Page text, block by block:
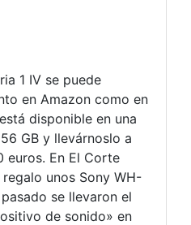
1 IV se puede
en Amazon como en
disponible en una
GB y llevárnoslo a
euros. En El Corte
unos Sony WH-
se llevaron el
de sonido» en